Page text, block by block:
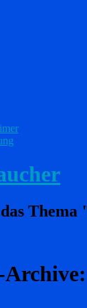
Thema
Archive: